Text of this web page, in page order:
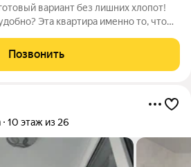
квартира именно то, что
потолок, прочный ламинат всё
Позвонить
10 этаж из 26